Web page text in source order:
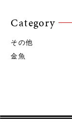
Category
その他
金魚